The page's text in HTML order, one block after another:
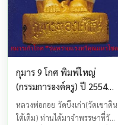
กุมาร 9 โกศ พิมพ์ใหญ่
(กรรมการองค์ครู) ปี 2554
รุ่นพรายแรงทวีคูณมหาโชค
หลวงพ่อกอย วัดเขาดินใต้
หลวงพ่อกอย วัดบึงเก่า(วัดเขาดิน
ใต้เดิม) ท่านได้มาจำพรรษาที่วัด